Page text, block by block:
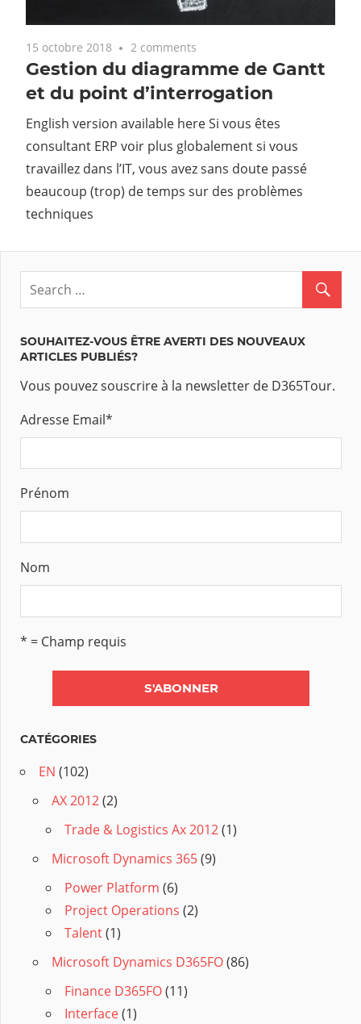
15 octobre 2018 2 comments
Gestion du diagramme de Gantt
et du point d’interrogation
English version available here Si vous êtes
consultant ERP voir plus globalement si vous
travaillez dans l’IT, vous avez sans doute passé
beaucoup (trop) de temps sur des problèmes
techniques
SOUHAITEZ-VOUS ÊTRE AVERTI DES NOUVEAUX
ARTICLES PUBLIÉS?
Vous pouvez souscrire à la newsletter de D365Tour.
Adresse Email*
Prénom
Nom
* = Champ requis
CATÉGORIES
EN (102)
AX 2012(2)
Trade & Logistics Ax 2012(1)
Microsoft Dynamics 365(9)
Power Platform (6)
Project Operations (2)
Talent(1)
Microsoft Dynamics D365FO(86)
Finance D365FO(11)
Interface(1)